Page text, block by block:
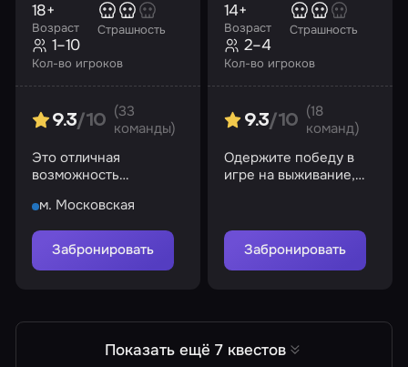
Возраст
18+
Страшность
Кол-во игроков
1–10
9.3/10
(33
команды)
Это отличная
возможность
м. Московская
Забронировать
Возраст
14+
Страшность
Кол-во игроков
2–4
9.3/10
(18
команд)
Одержите победу в
игре на выживание,
Забронировать
Показать ещё 7 квестов